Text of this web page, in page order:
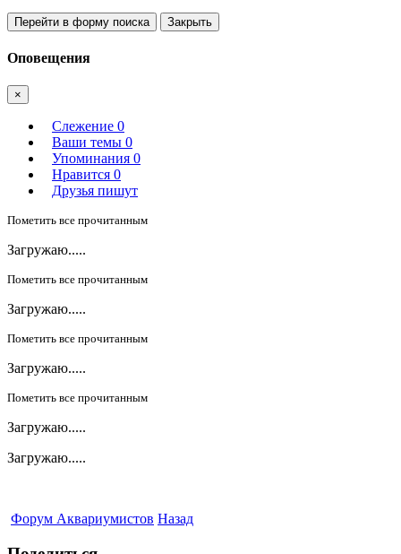
Перейти в форму поиска Закрыть
Оповещения
×
Слежение 0
Ваши темы 0
Упоминания 0
Нравится 0
Друзья пишут
Пометить все прочитанным
Загружаю.....
Пометить все прочитанным
Загружаю.....
Пометить все прочитанным
Загружаю.....
Пометить все прочитанным
Загружаю.....
Загружаю.....
Форум Аквариумистов Назад